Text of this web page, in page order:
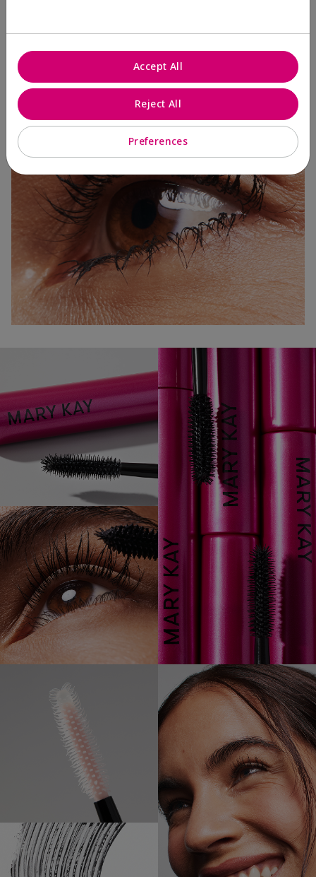
3 Capas
Preferences
Reject All
Accept All